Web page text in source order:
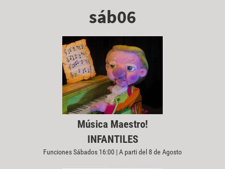
sáb06
Música Maestro!
INFANTILES
Funciones Sábados 16:00 | A parti del 8 de Agosto